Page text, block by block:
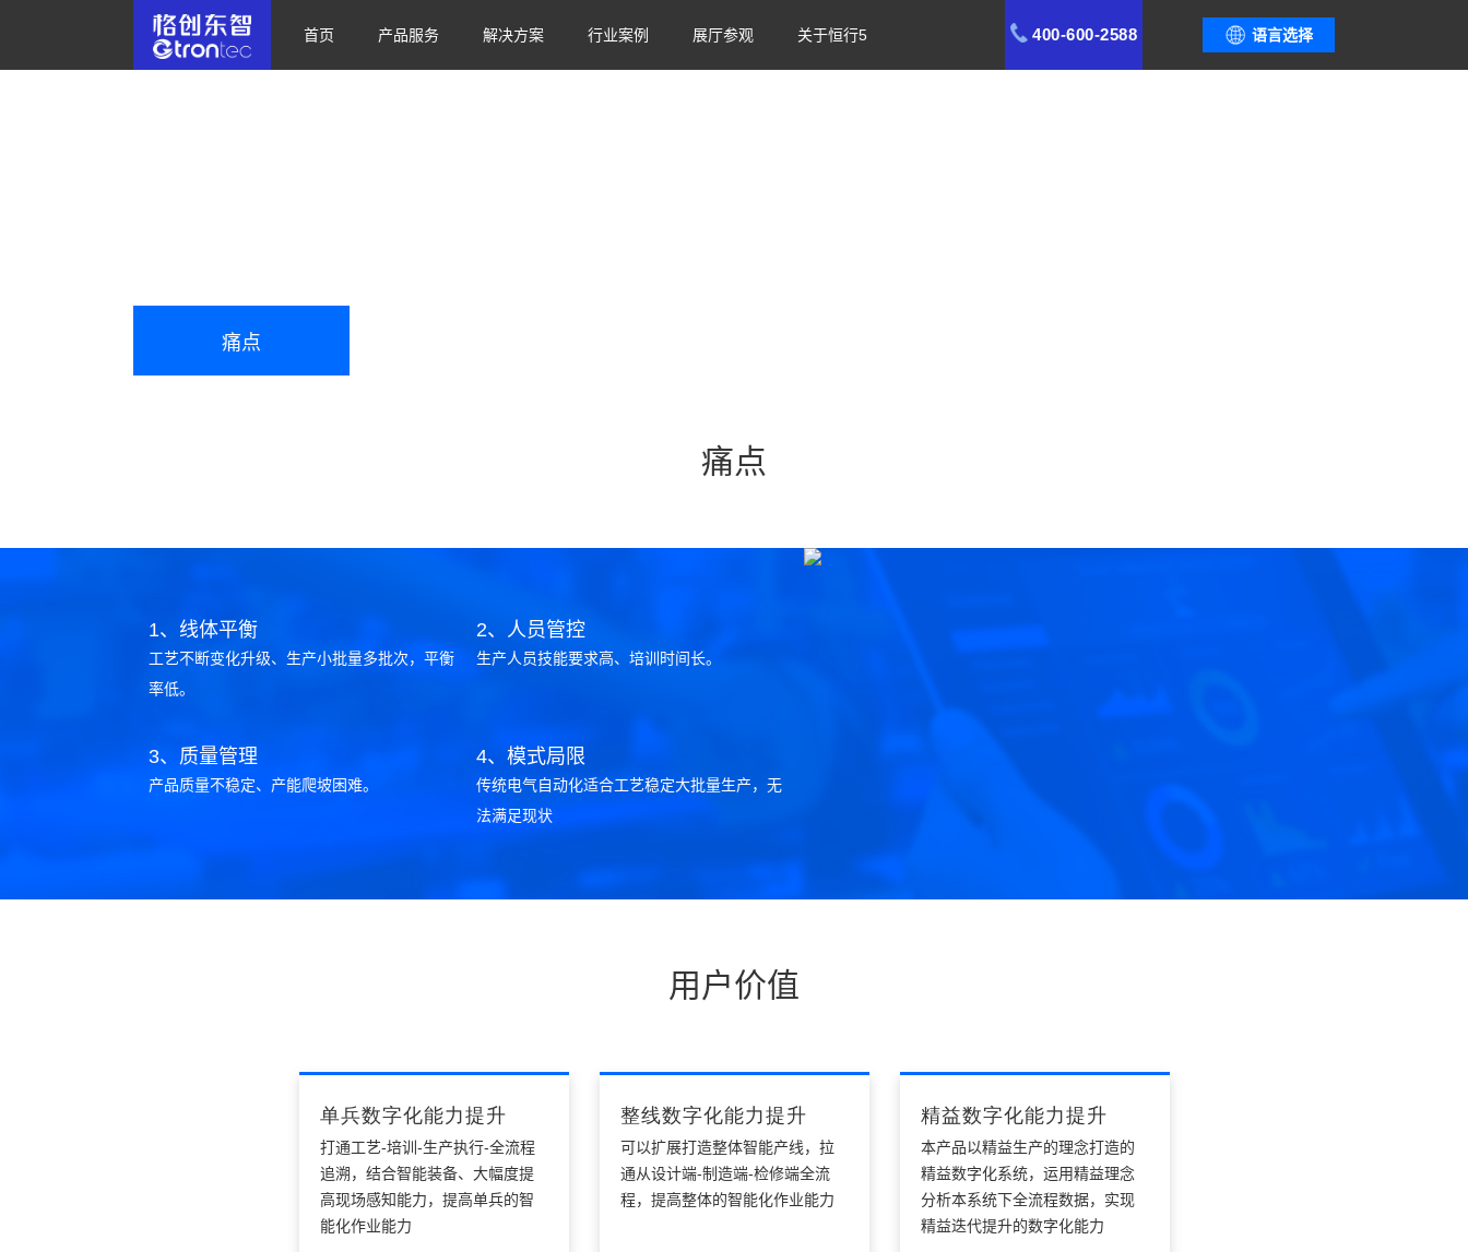
语言选择
400-600-2588
首页 产品服务 解决方案 行业案例 展厅参观 关于恒行5
痛点
痛点
1、线体平衡
工艺不断变化升级、生产小批量多批次，平衡
率低。
2、人员管控
生产人员技能要求高、培训时间长。
3、质量管理
产品质量不稳定、产能爬坡困难。
4、模式局限
传统电气自动化适合工艺稳定大批量生产，无
法满足现状
用户价值
单兵数字化能力提升
打通工艺-培训-生产执行-全流程
追溯，结合智能装备、大幅度提
高现场感知能力，提高单兵的智
能化作业能力
整线数字化能力提升
可以扩展打造整体智能产线，拉
通从设计端-制造端-检修端全流
程，提高整体的智能化作业能力
精益数字化能力提升
本产品以精益生产的理念打造的
精益数字化系统，运用精益理念
分析本系统下全流程数据，实现
精益迭代提升的数字化能力